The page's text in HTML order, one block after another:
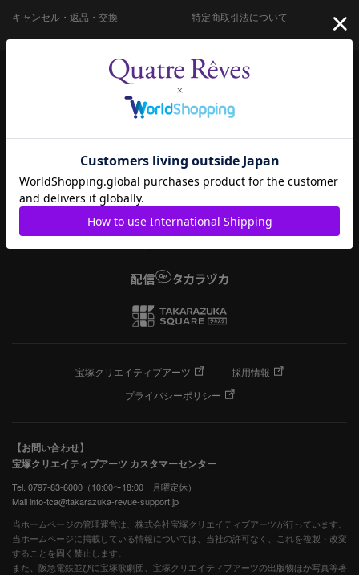
キャンセル・返品・交換
特定商取引法について
宝塚クリエイティブアーツ
採用情報
プライバシーポリシー
【お問い合わせ】
宝塚クリエイティブアーツ カスタマーセンター
Tel. 0797-83-6000（10:00〜18:00 月曜定休）
Mail info-tca@takarazuka-revue-support.jp
当ホームページの管理運営は、株式会社宝塚クリエイティブアーツが行っています。
当ホームページに掲載している情報については、当社の許可なく、これを複製・改変
することを固く禁止します。
また、阪急電鉄並びに宝塚歌劇団、宝塚クリエイティブアーツの出版物ほか写真等著